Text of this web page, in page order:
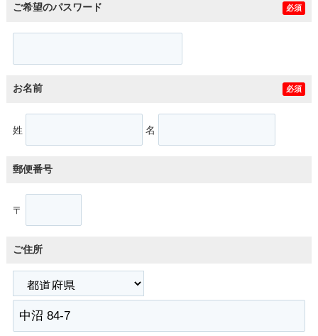
ご希望のパスワード 必須
お名前 必須
姓 名
郵便番号
〒
ご住所